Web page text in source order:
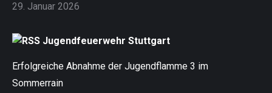
29. Januar 2026
Jugendfeuerwehr Stuttgart
Erfolgreiche Abnahme der Jugendflamme 3 im
Sommerrain